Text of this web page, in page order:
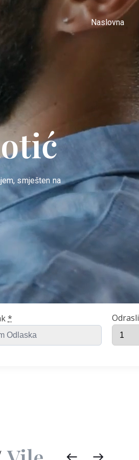
Naslovna
smješten na
* Odrasli